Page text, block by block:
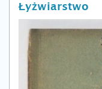
Łyżwiarstwo